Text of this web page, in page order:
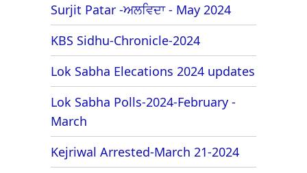
Surjit Patar -ਅਲਵਿਦਾ - May 2024
KBS Sidhu-Chronicle-2024
Lok Sabha Elecations 2024 updates
Lok Sabha Polls-2024-February -
March
Kejriwal Arrested-March 21-2024